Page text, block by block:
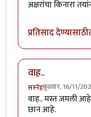
अक्षरांचा किनारा
प्रतिसाद देण्यासाठी
वाह..
सस्नेहबुधवार, 16/11/
वाह.. मस्त जमली
छान आहे.